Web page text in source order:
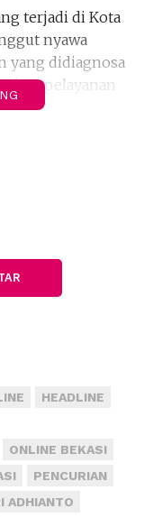
terjadi di Kota
nyawa
yang didiagnosa
pelayanan
mendapatkan
sudah
ancaman
mulai dari
rumah sakit
HEADLINE
ONLINE BEKASI
PENCURIAN
ADHIANTO